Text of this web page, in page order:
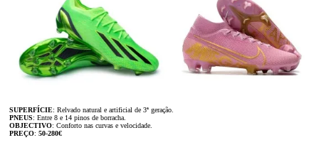
SUPERFÍCIE: Relvado natural e artificial de 3ª geração.
PNEUS: Entre 8 e 14 pinos de borracha.
OBJECTIVO: Conforto nas curvas e velocidade.
PREÇO: 50-280€